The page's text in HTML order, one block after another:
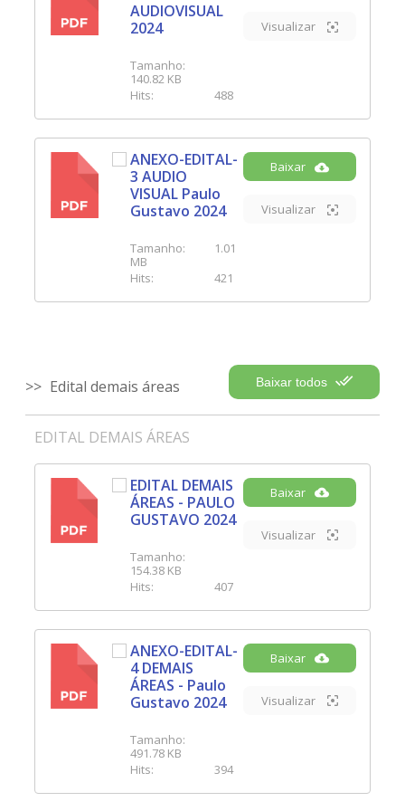
AUDIOVISUAL
2024
Tamanho:
140.82 KB
Hits:
488
Visualizar
ANEXO-EDITAL-
3 AUDIO
VISUAL Paulo
Gustavo 2024
Tamanho:
1.01
MB
Hits:
421
Baixar
Visualizar
Baixar todos
Edital demais áreas
EDITAL DEMAIS ÁREAS
EDITAL DEMAIS
ÁREAS - PAULO
GUSTAVO 2024
Tamanho:
154.38 KB
Hits:
407
Baixar
Visualizar
ANEXO-EDITAL-
4 DEMAIS
ÁREAS - Paulo
Gustavo 2024
Tamanho:
491.78 KB
Hits:
394
Baixar
Visualizar